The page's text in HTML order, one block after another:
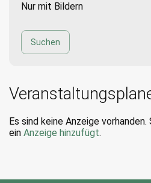
Nur mit Bildern
Es sind keine Anzeige
ein Anzeige hinzufügt.